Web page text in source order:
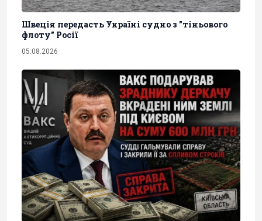
Швеція передасть Україні судно з "тіньового
флоту" Росії
05.08.2026